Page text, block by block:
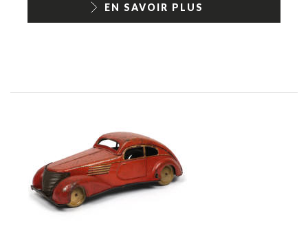
EN SAVOIR PLUS